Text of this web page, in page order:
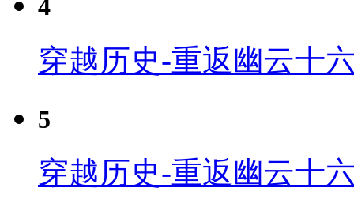
4
穿越历史-重返幽云十
5
穿越历史-重返幽云十